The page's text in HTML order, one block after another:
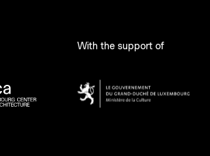
With the support of